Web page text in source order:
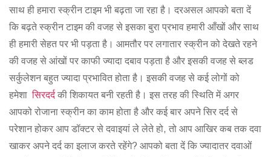
साथ ही हमारा स्‍क्रीन टाइम भी बढ़ता जा रहा है। दरअसल आपको बता दें
कि बढ़ते स्‍क्रीन टाइम की वजह से इसका बुरा प्रभाव हमारी आँखों और साथ
ही हमारी सेहत पर भी पड़ता है। आमतौर पर लगातार स्क्रीन को देखते रहने
की वजह से आंखों पर काफी ज्यादा दबाव पड़ता है और इसकी वजह से ब्लड
सर्कुलेशन बहुत ज्यादा प्रभावित होता है। इसकी वजह से कई लोगों को
हमेशासिरदर्दकी शिकायत बनी रहती है। इस तरह की स्थिति में अगर
आपको रोजाना स्क्रीन का काम होता है और कई बार अपने सिर दर्द से
परेशान होकर आप डॉक्टर से दवाइयां ले लेते हो, तो आप आखिर कब तक दवा
खाकर अपने दर्द का इलाज करते रहेंगे? आपको बता दें कि ज्यादातर दवाओं